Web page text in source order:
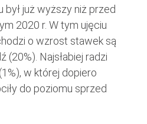
był już wyższy niż przed
2020 r. W tym ujęciu
o wzrost stawek są
(20%). Najsłabiej radzi
w której dopiero
do poziomu sprzed